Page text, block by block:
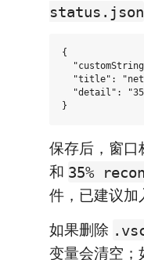
status.json
{
"title":
"detail":
保存后，窗口
和 35%
件，已建议加
如果删除
变量会清空；